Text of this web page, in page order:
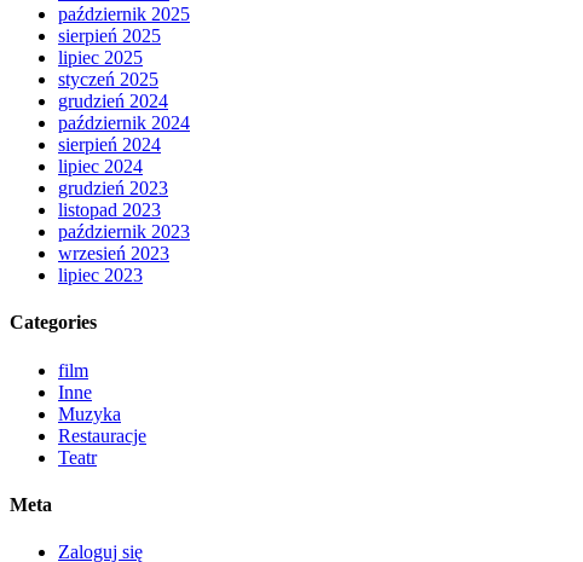
październik 2025
sierpień 2025
lipiec 2025
styczeń 2025
grudzień 2024
październik 2024
sierpień 2024
lipiec 2024
grudzień 2023
listopad 2023
październik 2023
wrzesień 2023
lipiec 2023
Categories
film
Inne
Muzyka
Restauracje
Teatr
Meta
Zaloguj się